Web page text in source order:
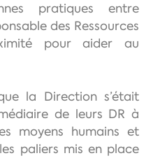
pratiques entre
des Ressources
pour aider au
la Direction s’était
de leurs DR à
moyens humains et
paliers mis en place